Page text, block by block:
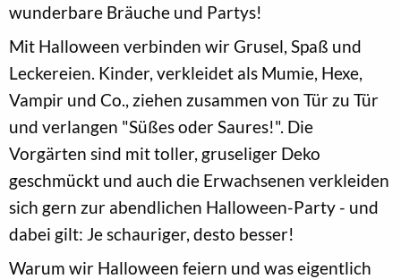
wunderbare Bräuche und Partys!
Mit Halloween verbinden wir Grusel, Spaß und
Leckereien. Kinder, verkleidet als Mumie, Hexe,
Vampir und Co., ziehen zusammen von Tür zu Tür
und verlangen "Süßes oder Saures!". Die
Vorgärten sind mit toller, gruseliger Deko
geschmückt und auch die Erwachsenen verkleiden
sich gern zur abendlichen Halloween-Party - und
dabei gilt: Je schauriger, desto besser!
Warum wir Halloween feiern und was eigentlich